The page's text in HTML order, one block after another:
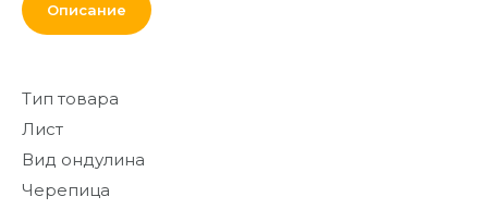
до кресла
материалы
и декор
Контакты
Описание
Тип товара
Лист
Вид ондулина
Черепица